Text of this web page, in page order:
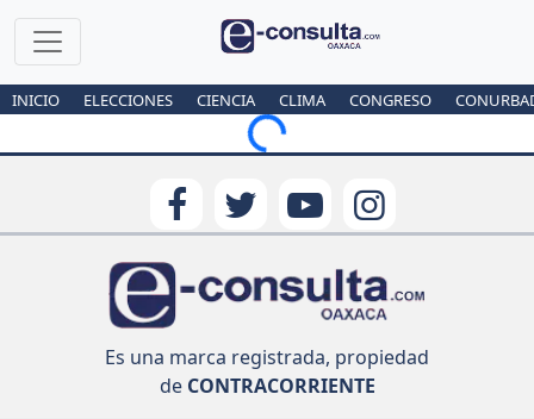
INICIO ELECCIONES CIENCIA CLIMA CONGRESO
Loading...
Es una marca registrada, propiedad
deCONTRACORRIENTE